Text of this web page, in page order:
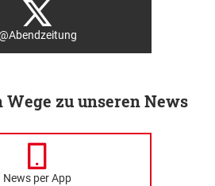
Wege zu unseren News
News per App